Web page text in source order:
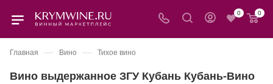
0 0
Главная — Вино — Тихое вино
Вино выдержанное ЗГУ Кубань Кубань-Вино